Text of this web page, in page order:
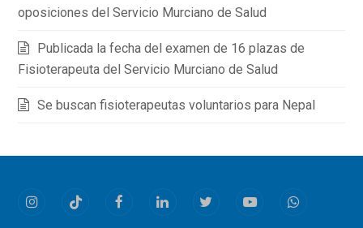
oposiciones del Servicio Murciano de Salud
Publicada la fecha del examen de 16 plazas de
Fisioterapeuta del Servicio Murciano de Salud
Se buscan fisioterapeutas voluntarios para Nepal
InstagramTiktok FacebookLinkedInTwitterYoutubeWhatsapp